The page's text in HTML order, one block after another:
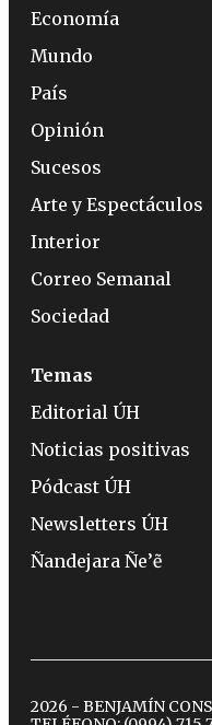
Economía
Mundo
País
Opinión
Sucesos
Arte y Espectáculos
Interior
Correo Semanal
Sociedad
Temas
Editorial ÚH
Noticias positivas
Pódcast ÚH
Newsletters ÚH
Ñandejara Ñe’ẽ
2026 - BENJAMÍN